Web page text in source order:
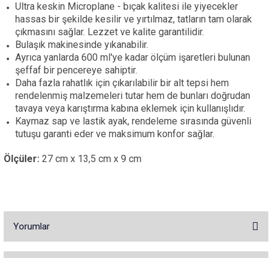
Ultra keskin Microplane - bıçak kalitesi ile yiyecekler
hassas bir şekilde kesilir ve yırtılmaz, tatların tam olarak
çıkmasını sağlar. Lezzet ve kalite garantilidir.
Bulaşık makinesinde yıkanabilir.
Ayrıca yanlarda 600 ml'ye kadar ölçüm işaretleri bulunan
şeffaf bir pencereye sahiptir.
Daha fazla rahatlık için çıkarılabilir bir alt tepsi hem
rendelenmiş malzemeleri tutar hem de bunları doğrudan
tavaya veya karıştırma kabına eklemek için kullanışlıdır.
Kaymaz sap ve lastik ayak, rendeleme sırasında güvenli
tutuşu garanti eder ve maksimum konfor sağlar.
Ölçüler: 27 cm x 13,5 cm x 9 cm
Yorumlar